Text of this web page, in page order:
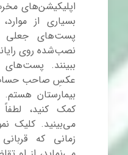
اپلیکیشنهای
بسیاری از
پستهای جعلی
نصب‌شده روی
ببینند.
عکسِ صاحب حساب
بیمارستان
کمک کنید،
می‌بینید. کلیک
زمانی که